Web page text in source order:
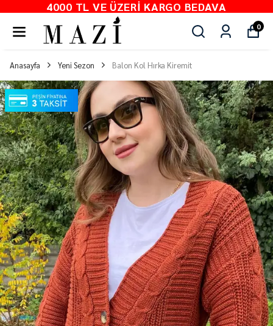
4000 TL VE ÜZERI KARGO BEDAVA
0
Anasayfa Yeni Sezon Balon Kol Hırka Kiremit